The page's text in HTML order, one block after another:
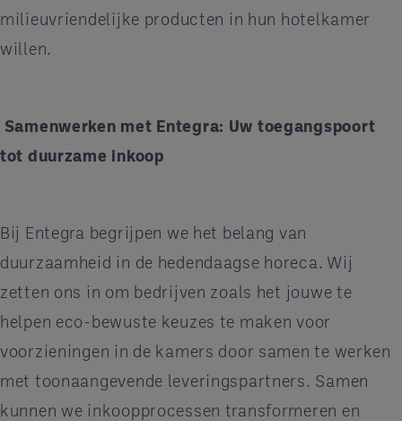
milieuvriendelijke producten in hun hotelkamer
willen.
Samenwerken met Entegra: Uw toegangspoort
tot duurzame inkoop
Bij Entegra begrijpen we het belang van
duurzaamheid in de hedendaagse horeca. Wij
zetten ons in om bedrijven zoals het jouwe te
helpen eco-bewuste keuzes te maken voor
voorzieningen in de kamers door samen te werken
met toonaangevende leveringspartners. Samen
kunnen we inkoopprocessen transformeren en